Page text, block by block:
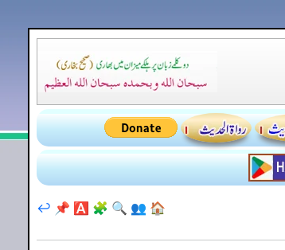
🏠
👥
🔍
🧩
🅰️
📌
↩️